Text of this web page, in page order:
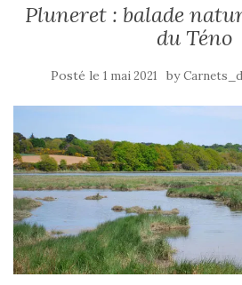
Pluneret : balade
du Téno
Posté le 1 mai 2021 by